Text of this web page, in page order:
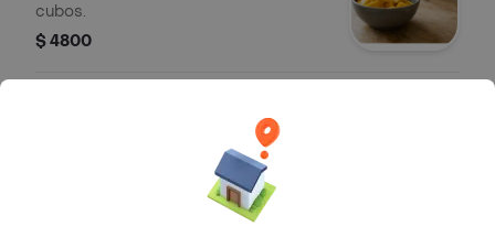
cubos.
$ 4800
Adición de mora fresca para